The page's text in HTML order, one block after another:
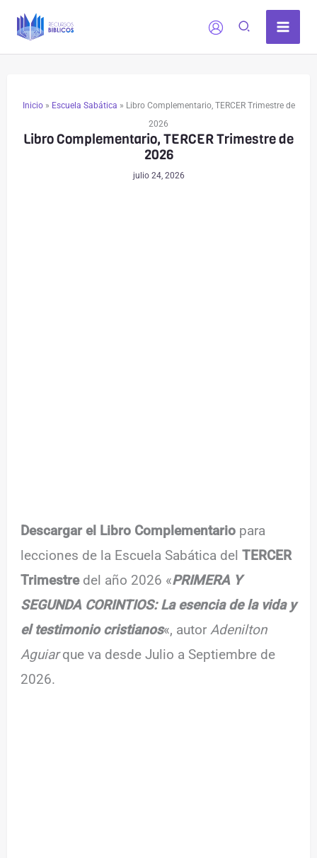
Inicio» Escuela Sabática » Libro Complementario, TERCER Trimestre de
2026
Libro Complementario, TERCER Trimestre de
2026
julio 24, 2026
Descargar el Libro Complementario para
lecciones de la Escuela Sabática delTERCER
Trimestredel año 2026 «PRIMERA Y
SEGUNDA CORINTIOS: La esencia de la vida y
el testimonio cristianos«, autorAdenilton
Aguiarque va desde Julio a Septiembre de
2026.
siguientes
siguientes